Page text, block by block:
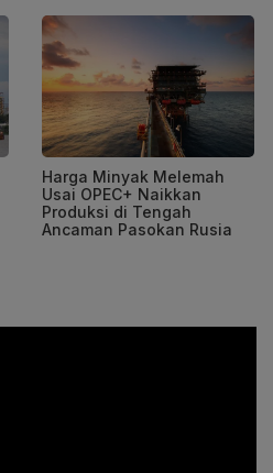
Harga Minyak Melemah
Usai OPEC+ Naikkan
Produksi di Tengah
Ancaman Pasokan Rusia